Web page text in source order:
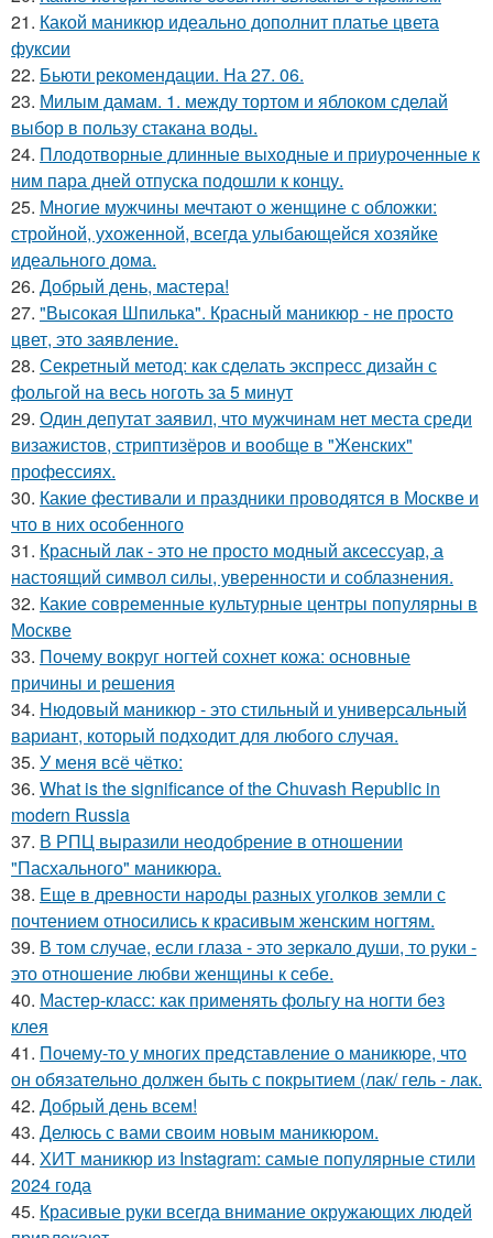
21. Какой маникюр идеально дополнит платье цвета
фуксии
22. Бьюти рекомендации. На 27. 06.
23. Милым дамам. 1. между тортом и яблоком сделай
выбор в пользу стакана воды.
24. Плодотворные длинные выходные и приуроченные к
ним пара дней отпуска подошли к концу.
25. Многие мужчины мечтают о женщине с обложки:
стройной, ухоженной, всегда улыбающейся хозяйке
идеального дома.
26. Добрый день, мастера!
27. "Высокая Шпилька". Красный маникюр - не просто
цвет, это заявление.
28. Секретный метод: как сделать экспресс дизайн с
фольгой на весь ноготь за 5 минут
29. Один депутат заявил, что мужчинам нет места среди
визажистов, стриптизёров и вообще в "Женских"
профессиях.
30. Какие фестивали и праздники проводятся в Москве и
что в них особенного
31. Красный лак - это не просто модный аксессуар, а
настоящий символ силы, уверенности и соблазнения.
32. Какие современные культурные центры популярны в
Москве
33. Почему вокруг ногтей сохнет кожа: основные
причины и решения
34. Нюдовый маникюр - это стильный и универсальный
вариант, который подходит для любого случая.
35. У меня всё чётко:
36. What is the significance of the Chuvash Republic in
modern Russia
37. В РПЦ выразили неодобрение в отношении
"Пасхального" маникюра.
38. Еще в древности народы разных уголков земли с
почтением относились к красивым женским ногтям.
39. В том случае, если глаза - это зеркало души, то руки -
это отношение любви женщины к себе.
40. Мастер-класс: как применять фольгу на ногти без
клея
41. Почему-то у многих представление о маникюре, что
он обязательно должен быть с покрытием (лак/ гель - лак.
42. Добрый день всем!
43. Делюсь с вами своим новым маникюром.
44. ХИТ маникюр из Instagram: самые популярные стили
2024 года
45. Красивые руки всегда внимание окружающих людей